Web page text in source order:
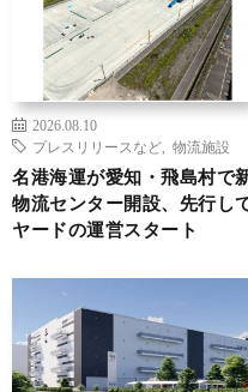
2026.08.10
プレスリリースなど
物流施設
名港海運が愛知・飛島村で
物流センター開設、先行し
ヤードの運営スタート